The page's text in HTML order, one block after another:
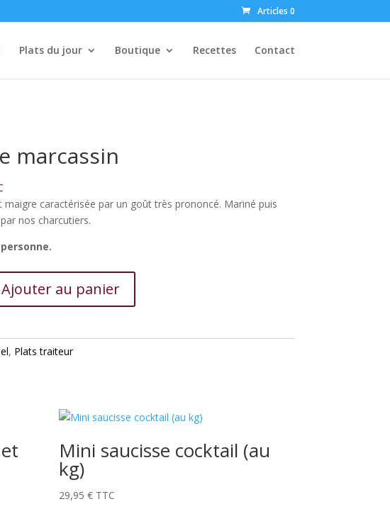
Articles 0
Plats du jour Boutique Recettes Contact
marcassin
maigre caractérisée par un goût très prononcé. Mariné puis
nos charcutiers.
Ajouter au panier
, Plats traiteur
Mini saucisse cocktail (au
kg)
29,95€ TTC